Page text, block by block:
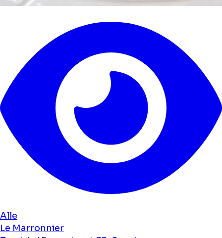
Alle
Le Marronnier